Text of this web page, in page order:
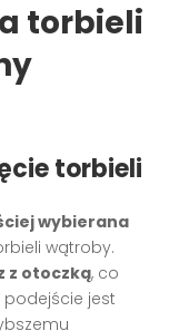
torbieli
torbieli
wybierana
wątroby.
z otoczką, co
podejście jest